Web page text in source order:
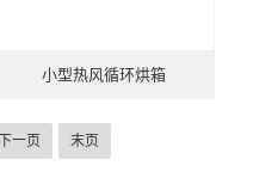
小型热风循环烘箱
下一页 末页